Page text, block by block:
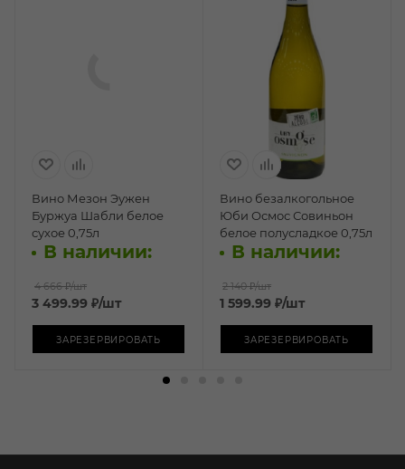
Вино Мезон Эужен
Буржуа Шабли белое
сухое 0,75л
В наличии:
4 666 ₽/шт
3 499.99 ₽/шт
ЗАРЕЗЕРВИРОВАТЬ
Вино безалкогольное
Юби Осмос Совиньон
белое полусладкое 0,75л
В наличии:
2 140 ₽/шт
1 599.99 ₽/шт
ЗАРЕЗЕРВИРОВАТЬ